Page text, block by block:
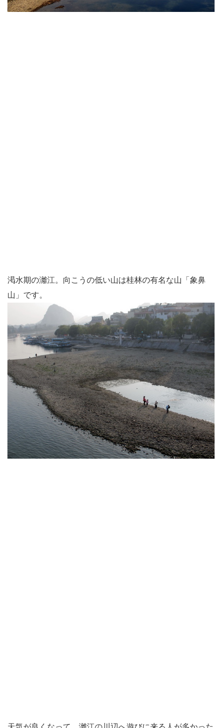
渇水期の灕江。向こうの低い山は桂林の有名な山「象鼻
山」です。